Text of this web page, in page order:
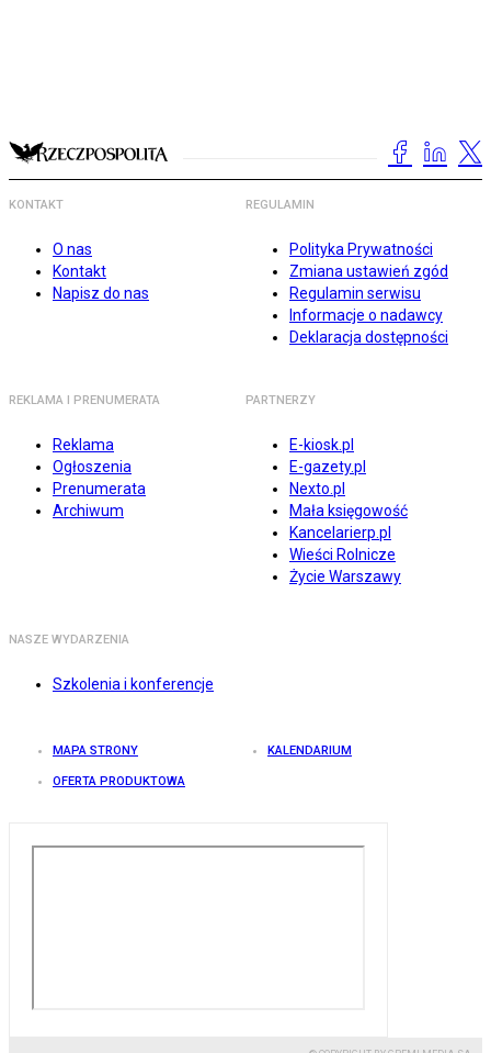
KONTAKT
O nas
Kontakt
Napisz do nas
REGULAMIN
Polityka Prywatności
Zmiana ustawień zgód
Regulamin serwisu
Informacje o nadawcy
Deklaracja dostępności
REKLAMA I PRENUMERATA
Reklama
Ogłoszenia
Prenumerata
Archiwum
PARTNERZY
E-kiosk.pl
E-gazety.pl
Nexto.pl
Mała księgowość
Kancelarierp.pl
Wieści Rolnicze
Życie Warszawy
NASZE WYDARZENIA
Szkolenia i konferencje
MAPA STRONY KALENDARIUM
OFERTA PRODUKTOWA